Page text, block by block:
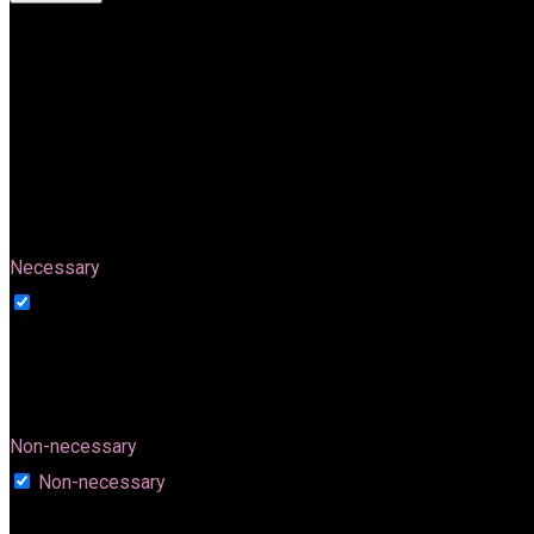
Necessary
Non-necessary
Non-necessary